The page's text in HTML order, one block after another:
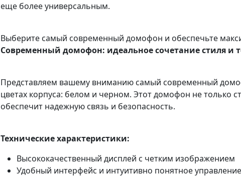
еще более универсальным.
Выберите самый современный домофон и обеспечьте
Современный домофон: идеальное сочетание стиля и
Представляем вашему вниманию самый современный
цветах корпуса: белом и черном. Этот домофон не только
обеспечит надежную связь и безопасность.
Технические характеристики:
Высококачественный дисплей с четким изображением
Удобный интерфейс и интуитивно понятное управление